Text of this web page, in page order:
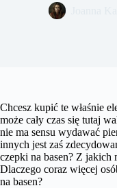
Chcesz kupić te właśnie
może cały czas się tutaj
nie ma sensu wydawać
innych jest zaś
czepki na basen? Z jakich
Dlaczego coraz więcej
na basen?